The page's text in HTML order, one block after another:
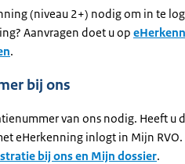
(niveau 2+) nodig om in te
Aanvragen doet u op
.
bij ons
van ons nodig. Heeft u
eHerkenning inlogt in Mijn RVO.
bij ons en Mijn dossier.